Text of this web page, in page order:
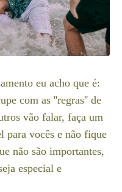
eu acho que é:
com as ''regras'' de
vão falar, faça um
para vocês e não fique
não são importantes,
especial e